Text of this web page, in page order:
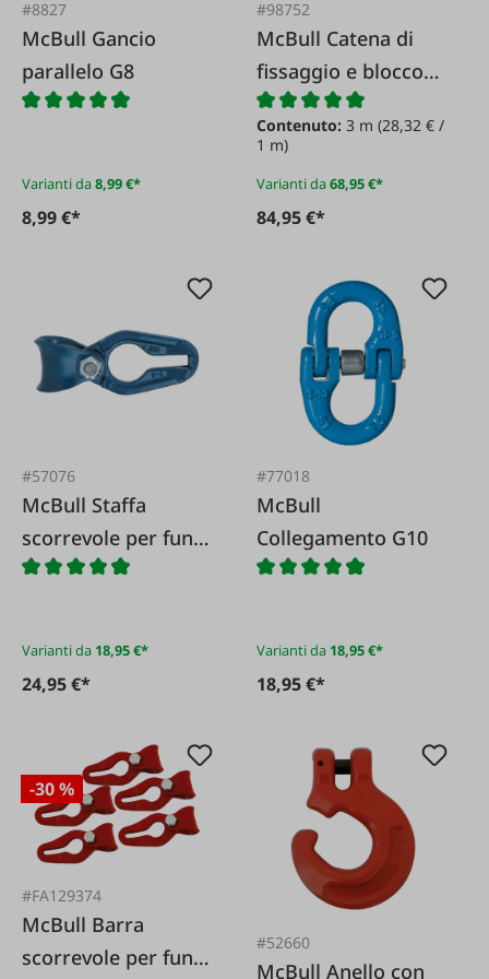
#8827
McBull Gancio
parallelo G8
Varianti da8,99 €*
8,99 €*
#98752
McBull Catena di
fissaggio e blocco
per uso generale
G10 con maglie
Contenuto:3 m(28,32 € /
1 m)
Varianti da68,95 €*
84,95 €*
#57076
McBull Staffa
scorrevole per fune
GBG-V G10
Varianti da 18,95 €*
24,95 €*
#77018
McBull
Collegamento G10
Varianti da 18,95 €*
18,95 €*
-30 %
#FA129374
McBull Barra
scorrevole per fune
#52660
McBull Anello con